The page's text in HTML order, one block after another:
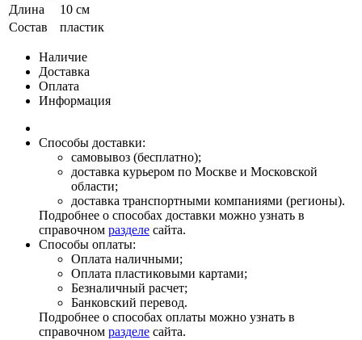
Длина
10 см
Состав
пластик
Наличие
Доставка
Оплата
Информация
Способы доставки:
самовывоз (бесплатно);
доставка курьером по Москве и Московской
области;
доставка транспортными компаниями (регионы).
Подробнее о способах доставки можно узнать в
справочном разделе сайта.
Способы оплаты:
Оплата наличными;
Оплата пластиковыми картами;
Безналичный расчет;
Банковский перевод.
Подробнее о способах оплаты можно узнать в
справочном разделе сайта.